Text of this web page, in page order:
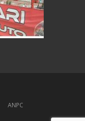
ANPC